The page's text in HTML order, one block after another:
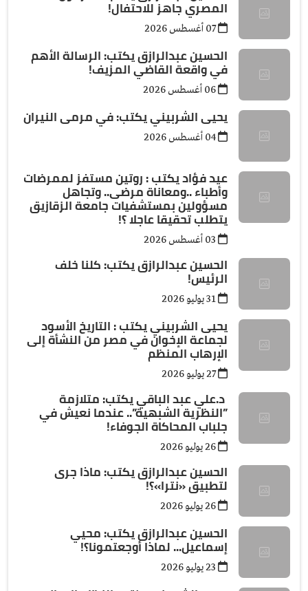
المصري جاهز للاحتفال!
07 أغسطس 2026
الحسين عبدالرازق يكتب: الرسالة الأهم
في واقعة القاضي المزيف!
يحيى الشربيني يكتب: في مرمى النيران
عيد فؤاد يكتب : روتين مستفز لممرضات
وأطباء ..ومعاناة مرضى.. وتجاهل
مسؤولين بمستشفيات جامعة الزقازيق
يتطلب تحقيقا عاجلا ؟!
الحسين عبدالرازق يكتب: كلنا خلف
الرئيس!
يحيى الشربيني يكتب : التاريخ الأسود
لجماعة الإخوان في مصر من النشأة إلى
الإرهاب المنظم
27 يوليو 2026
د.علي عبد الباقي يكتب: ​متلازمة
”النظرية الشبهية”.. عندما نعيش في
جلباب المحاكاة الجوفاء!
الحسين عبدالرازق يكتب: ماذا جرى
لتطبيق «نترا»؟!
الحسين عبدالرازق يكتب: محيي
إسماعيل... لماذا أوجعتمونا؟!